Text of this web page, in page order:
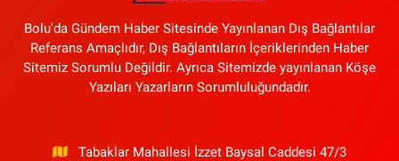
Bolu'da Gündem Haber Sitesinde Yayınlanan Dış Bağlantılar
Referans Amaçlıdır, Dış Bağlantıların İçeriklerinden Haber
Sitemiz Sorumlu Değildir. Ayrıca Sitemizde yayınlanan Köşe
Yazıları Yazarların Sorumluluğundadır.
Tabaklar Mahallesi İzzet Baysal Caddesi 47/3